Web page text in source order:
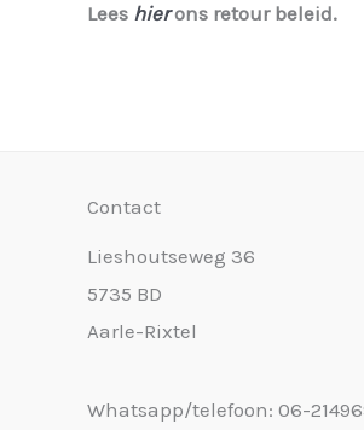
Lees hierons retour beleid.
Contact
Lieshoutseweg 36
5735 BD
Aarle-Rixtel
Whatsapp/telefoon: 06-